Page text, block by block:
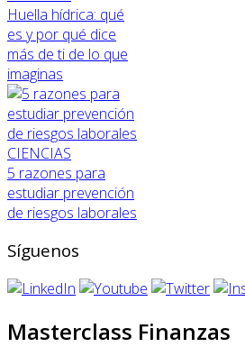
Huella hídrica: qué
es y por qué dice
más de ti de lo que
imaginas
CIENCIAS
5 razones para
estudiar prevención
de riesgos laborales
Síguenos
Masterclass Finanzas